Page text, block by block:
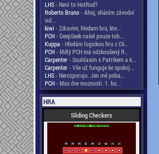
LHS- Není to HotRod?
Roberto Bruno- Ahoj, sháním závodní
vid...
kiwi - Zdravim, hledam hru, kte...
PCH- DeepSeek našel pouze toh...
Kuppa - Hledám logickou hru z C6...
PCH- Mdlý PCH má odzkoušený R...
Carpenter- Souhlasím s Patrikem a k...
Carpenter- Vše už funguje ke spokoj...
LHS- Nerozporuju. Jen mě poba...
PCH- Mas dve moznosti. 1. bu...
HRA
Sliding Checkers